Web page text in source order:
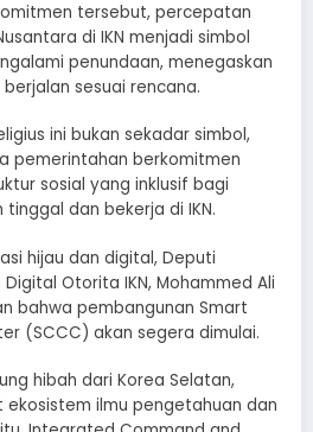
tersebut, percepatan
di IKN menjadi simbol
penundaan, menegaskan
sesuai rencana.
ini bukan sekadar simbol,
pemerintahan berkomitmen
sosial yang inklusif bagi
dan bekerja di IKN.
hijau dan digital, Deputi
Otorita IKN, Mohammed Ali
bahwa pembangunan Smart
(SCCC) akan segera dimulai.
hibah dari Korea Selatan,
ilmu pengetahuan dan